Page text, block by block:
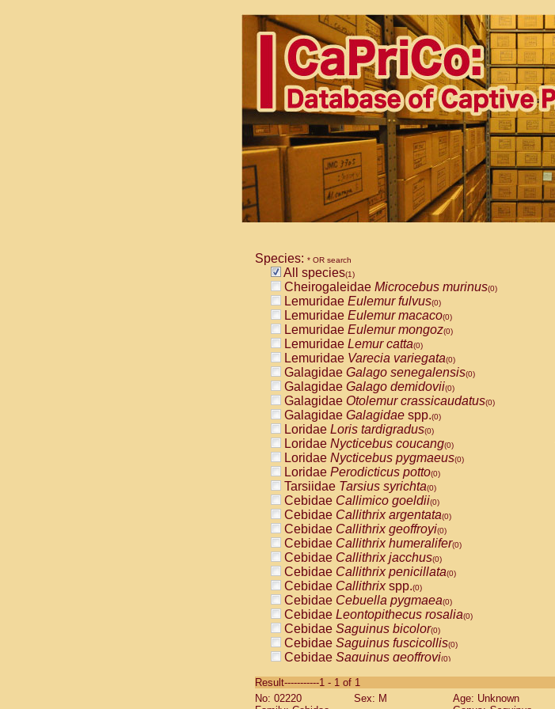
Species: * OR search
All species(1)
Cheirogaleidae Microcebus murinus(0)
Lemuridae Eulemur fulvus(0)
Lemuridae Eulemur macaco(0)
Lemuridae Eulemur mongoz(0)
Lemuridae Lemur catta(0)
Lemuridae Varecia variegata(0)
Galagidae Galago senegalensis(0)
Galagidae Galago demidovii(0)
Galagidae Otolemur crassicaudatus(0)
Galagidae Galagidae spp.(0)
Loridae Loris tardigradus(0)
Loridae Nycticebus coucang(0)
Loridae Nycticebus pygmaeus(0)
Loridae Perodicticus potto(0)
Tarsiidae Tarsius syrichta(0)
Cebidae Callimico goeldii(0)
Cebidae Callithrix argentata(0)
Cebidae Callithrix geoffroyi(0)
Cebidae Callithrix humeralifer(0)
Cebidae Callithrix jacchus(0)
Cebidae Callithrix penicillata(0)
Cebidae Callithrixspp.(0)
Cebidae Cebuella pygmaea(0)
Cebidae Leontopithecus rosalia(0)
Cebidae Saguinus bicolor(0)
Cebidae Saguinus fuscicollis(0)
Cebidae Saguinus geoffroyi(0)
CebidaeSaguinus labiatus(0)
Cebidae Saguinus leucopus (0)
Result-----------1 - 1 of 1
No: 02220
Sex: M
Age: Unknown